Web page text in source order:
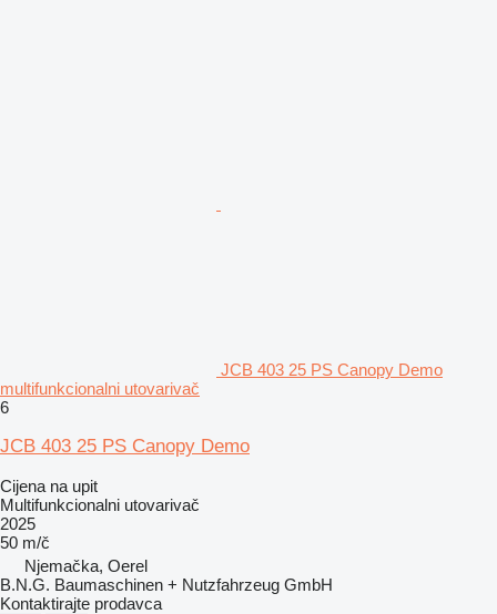
JCB 403 25 PS Canopy Demo
multifunkcionalni utovarivač
6
JCB 403 25 PS Canopy Demo
Cijena na upit
Multifunkcionalni utovarivač
2025
50 m/č
Njemačka, Oerel
B.N.G. Baumaschinen + Nutzfahrzeug GmbH
Kontaktirajte prodavca